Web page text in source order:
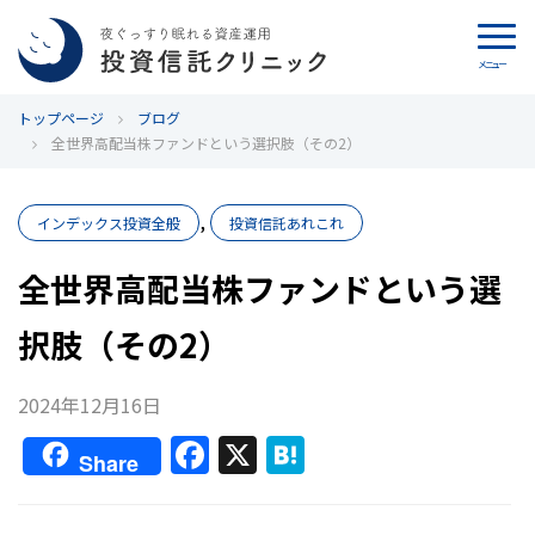
メニュー
カウンセリング
代表カン・チュンド
投資信託クリニックとは
よくあるご質問
トップページ
ブログ
全世界高配当株ファンドという選択肢（その2）
インデックス投資全般 , 投資信託あれこれ
全世界高配当株ファンドという選
択肢（その2）
2024年12月16日
Share F
a
X